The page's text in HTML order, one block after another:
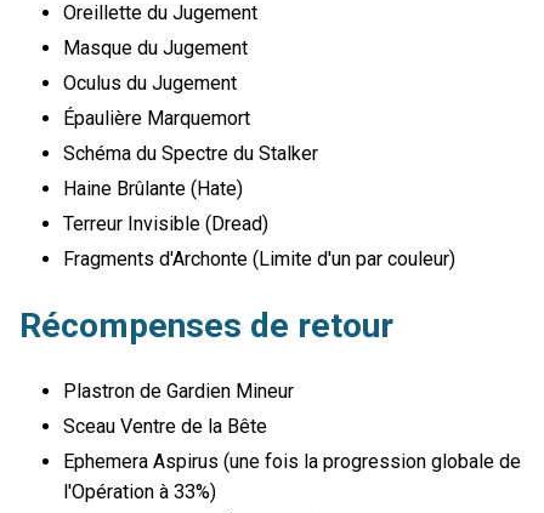
Oreillette du Jugement
Masque du Jugement
Oculus du Jugement
Épaulière Marquemort
Schéma du Spectre du Stalker
Haine Brûlante (Hate)
Terreur Invisible (Dread)
Fragments d'Archonte (Limite d'un par couleur)
Récompenses de retour
Plastron de Gardien Mineur
Sceau Ventre de la Bête
Ephemera Aspirus (une fois la progression globale de
l'Opération à 33%)